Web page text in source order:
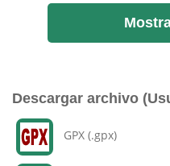
Descargar archivo
GPX (.gpx)